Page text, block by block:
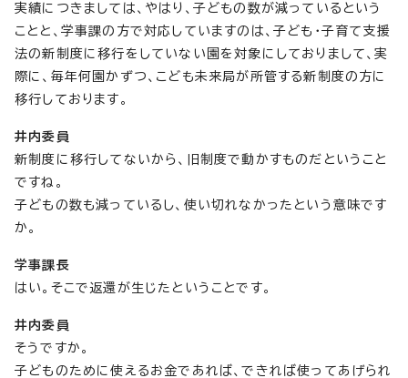
実績につきましては、やはり、子どもの数が減っているという
ことと、学事課の方で対応していますのは、子ども・子育て支援
法の新制度に移行をしていない園を対象にしておりまして、実
際に、毎年何園かずつ、こども未来局が所管する新制度の方に
移行しております。
井内委員
新制度に移行してないから、旧制度で動かすものだということ
ですね。
子どもの数も減っているし、使い切れなかったという意味です
か。
学事課長
はい。そこで返還が生じたということです。
井内委員
そうですか。
子どものために使えるお金であれば、できれば使ってあげられ